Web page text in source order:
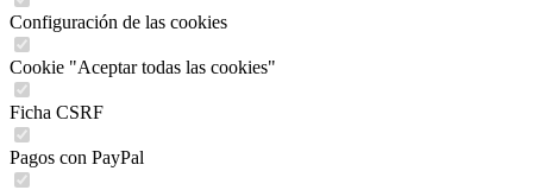
Configuración de las cookies
Cookie "Aceptar todas las cookies"
Ficha CSRF
Pagos con PayPal